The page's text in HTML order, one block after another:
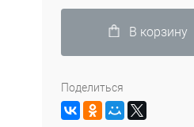
В корзину
Поделиться